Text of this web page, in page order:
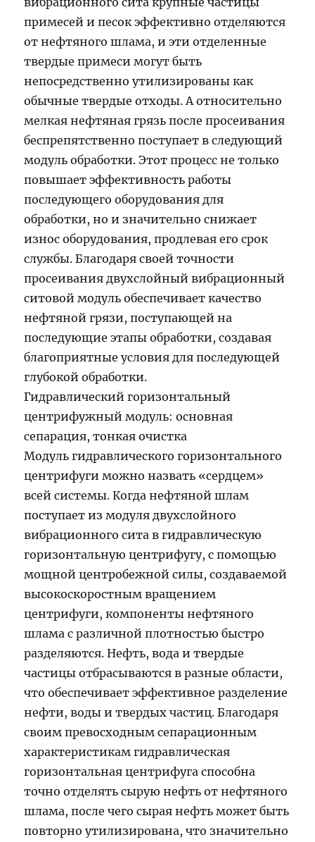
примесей и песок эффективно отделяются
от нефтяного шлама, и эти отделенные
твердые примеси могут быть
непосредственно утилизированы как
обычные твердые отходы. А относительно
мелкая нефтяная грязь после просеивания
беспрепятственно поступает в следующий
модуль обработки. Этот процесс не только
повышает эффективность работы
последующего оборудования для
обработки, но и значительно снижает
износ оборудования, продлевая его срок
службы. Благодаря своей точности
просеивания двухслойный вибрационный
ситовой модуль обеспечивает качество
нефтяной грязи, поступающей на
последующие этапы обработки, создавая
благоприятные условия для последующей
глубокой обработки.
Гидравлический горизонтальный
центрифужный модуль: основная
сепарация, тонкая очистка
Модуль гидравлического горизонтального
центрифуги можно назвать «сердцем»
всей системы. Когда нефтяной шлам
поступает из модуля двухслойного
вибрационного сита в гидравлическую
горизонтальную центрифугу, с помощью
мощной центробежной силы, создаваемой
высокоскоростным вращением
центрифуги, компоненты нефтяного
шлама с различной плотностью быстро
разделяются. Нефть, вода и твердые
частицы отбрасываются в разные области,
что обеспечивает эффективное разделение
нефти, воды и твердых частиц. Благодаря
своим превосходным сепарационным
характеристикам гидравлическая
горизонтальная центрифуга способна
точно отделять сырую нефть от нефтяного
шлама, после чего сырая нефть может быть
повторно утилизирована, что значительно